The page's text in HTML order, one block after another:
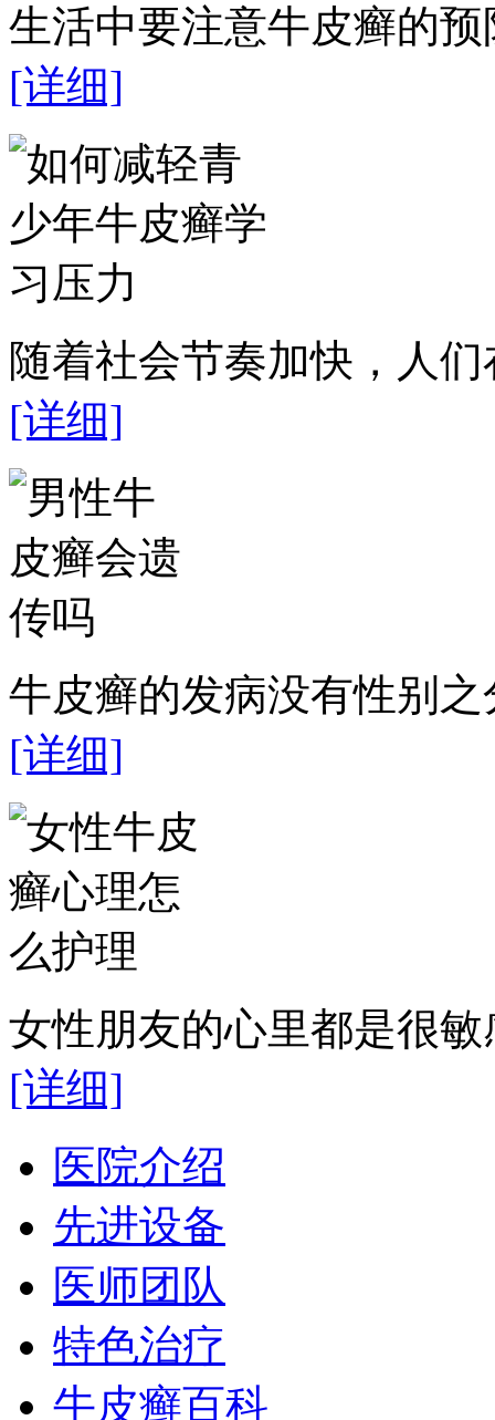
生活中要注意牛皮癣的
[详细]
随着社会节奏加快，人
[详细]
牛皮癣的发病没有性别
[详细]
女性朋友的心里都是很
[详细]
医院介绍
先进设备
医师团队
特色治疗
牛皮癣百科